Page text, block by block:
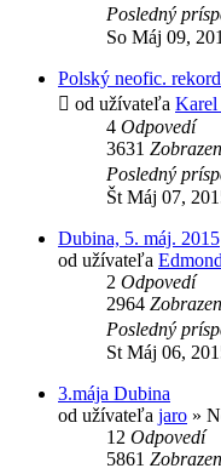
Posledný
So Máj 09,
Polský neofic.
od užívateľa Karel
4 Odpovedí
3631
Posledný
Št Máj 07,
Dubina, 5. máj. 2015
od užívateľa
2 Odpovedí
2964
Posledný
St Máj 06,
3.mája Dubina
od užívateľa jaro »
12 Odpovedí
5861